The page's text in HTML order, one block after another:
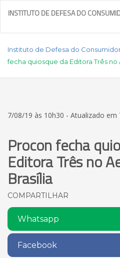
INSTITUTO DE DEFESA DO
Instituto de Defesa do
fecha quiosque da Editora Três
7/08/19 às 10h30 - Atualizado em
Procon fecha
Editora Três no
Brasília
COMPARTILHAR
Whatsapp
Facebook